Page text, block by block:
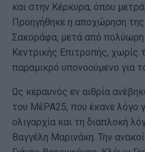
και στην Κέρκυρα, όπου
Προηγήθηκε η αποχώρηση
Σακοράφα, μετά από πολύωρη
Κεντρικής Επιτροπής, χωρίς
παραμικρό υπονοούμενο για
Ως κεραυνός εν αιθρία
του ΜέΡΑ25, που έκανε λόγο
ολιγαρχία και τη διαπλοκή
Βαγγέλη Μαρινάκη. Την